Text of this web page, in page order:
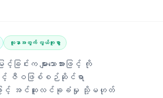
လူနာအတွက် လွယ်ကူစွာ
က များသောအားဖြင့် ကို
ြင့် ဇီဝဖြစ်စဉ်ဆိုင်ရာ
အားဖြင့် အင်ဆူလင်ခုခံမှု သို့မဟုတ်